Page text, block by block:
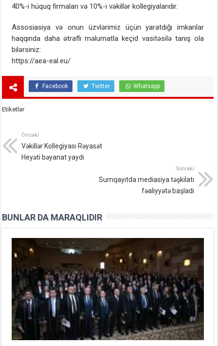
40%-i hüquq firmaları və 10%-i vəkillər kollegiyalarıdır.
Assosiasiya və onun üzvlərimiz üçün yaratdığı imkanlar
haqqında daha ətraflı məlumatla keçid vasitəsilə tanış ola
bilərsiniz:
https://aea-eal.eu/
Facebook Twitter Whatsapp
Etiketlər
Öncəki
Vəkillər Kollegiyası Rəyasət
Heyəti bəyanat yaydı
Sonrakı
Sumqayıtda mediasiya təşkilatı
fəaliyyətə başladı
BUNLAR DA MARAQLIDIR